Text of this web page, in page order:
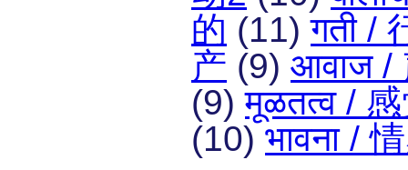
的 (11)गती /
产 (9) आवाज /
(9)मूळतत्व /
(10) भावना /